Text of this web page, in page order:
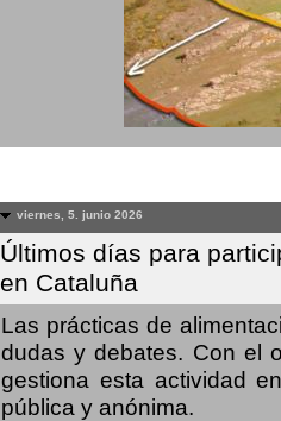
viernes, 5. junio 2026
Últimos días para
en Cataluña
Las prácticas de
dudas y debates. Con el
gestiona esta actividad
pública y anónima.